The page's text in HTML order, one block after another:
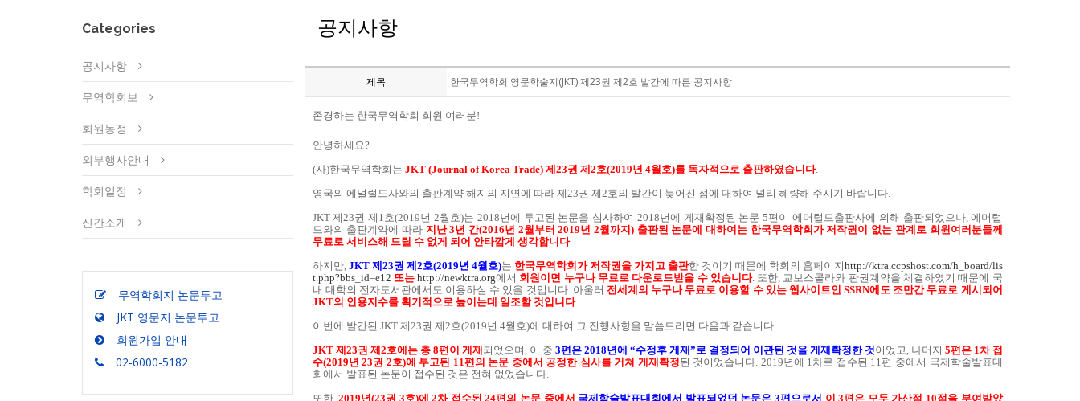
Categories
공지사항
무역학회보
회원동정
외부행사안내
학회일정
신간소개
무역학회지 논문투고
JKT 영문지 논문투고
회원가입 안내
02-6000-5182
공지사항
제목 한국무역학회 영문학술지(JKT) 제23권 제2호 발간에 따른 공지사항
존경하는 한국무역학회 회원 여러분!
안녕하세요?
(사)한국무역학회는 JKT (Journal of Korea Trade) 제23권 제2호(2019년 4월호)를 독자적으로 출판하였습니다.
영국의 에멀럴드사와의 출판계약 해지의 지연에 따라 제23권 제2호의 발간이 늦어진 점에 대하여 널리 혜량해 주시기 바랍니다.
JKT 제23권 제1호(2019년 2월호)는 2018년에 투고된 논문을 심사하여 2018년에 게재확정된 논문 5편이 에머럴드출판사에 의해 출판되었으나, 에머럴
드와의 출판계약에 따라 지난 3년 간(2016년 2월부터 2019년 2월까지) 출판된 논문에 대하여는 한국무역학회가 저작권이 없는 관계로 회원여러분들께
무료로 서비스해 드릴 수 없게 되어 안타깝게 생각합니다.
하지만, JKT 제23권 제2호(2019년 4월호)는 한국무역학회가 저작권을 가지고 출판한 것이기 때문에 학회의 홈페이지http://ktra.ccpshost.com/h_board/lis
t.php?bbs_id=e12 또는 http://newktra.org에서 회원이면 누구나 무료로 다운로드받을 수 있습니다. 또한, 교보스콜라와 판권계약을 체결하였기 때문에 국
내 대학의 전자도서관에서도 이용하실 수 있을 것입니다. 아울러 전세계의 누구나 무료로 이용할 수 있는 웹사이트인 SSRN에도 조만간 무료로 게시되어
JKT의 인용지수를 획기적으로 높이는데 일조할 것입니다.
이번에 발간된 JKT 제23권 제2호(2019년 4월호)에 대하여 그 진행사항을 말씀드리면 다음과 같습니다.
JKT 제23권 제2호에는 총 8편이 게재 되었으며, 이 중 3편은 2018년에 “수정후 게재”로 결정되어 이관된 것을 게재확정한 것이었고, 나머지 5편은 1차 접
수(2019년 23권 2호)에 투고된 11편의 논문 중에서 공정한 심사를 거쳐 게재확정된 것이었습니다. 2019년에 1차로 접수된 11편 중에서 국제학술발표대
회에서 발표된 논문이 접수된 것은 전혀 없었습니다.
또한,2019년(23권 3호)에 2차 접수된 24편의 논문 중에서 국제학술발표대회에서 발표되었던 논문은 3편으로서 이 3편은 모두 가산점 10점을 부여받았